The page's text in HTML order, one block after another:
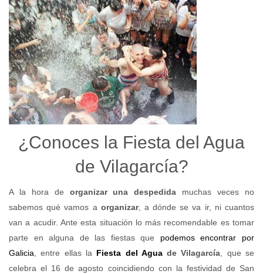
¿Conoces la Fiesta del Agua
de Vilagarcía?
A la hora de organizar una despedida muchas veces no
sabemos qué vamos a organizar, a dónde se va ir, ni cuantos
van a acudir. Ante esta situación lo más recomendable es tomar
parte enalguna de las fiestas que podemos encontrar por
Galicia, entre ellas la Fiesta del Aguade Vilagarcía, que se
celebra el 16 de agosto coincidiendo con la festividad de San